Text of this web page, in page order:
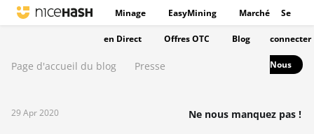
Minage EasyMining Marché
en Direct Offres OTC Blog
Se
connecter
Nous
Page d'accueil du blog Presse
29 Apr 2020 Ne nous manquez pas !